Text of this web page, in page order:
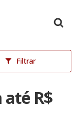
Filtrar
até R$